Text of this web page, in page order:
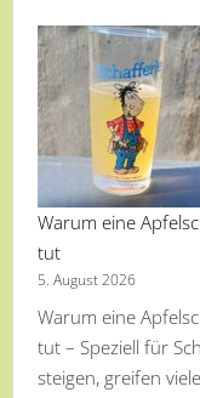
Warum eine
tut
5. August 2026
Warum eine
tut – Speziell für
steigen, greifen